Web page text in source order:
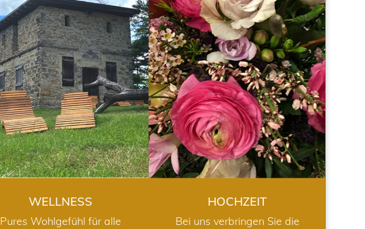
WELLNESS
WELLNESS
Pures Wohlgefühl für alle
HOCHZEIT
HOCHZEIT
Bei uns verbringen Sie die